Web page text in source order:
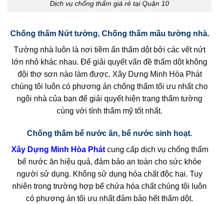
Dịch vụ chống thấm giá rẻ tại Quận 10
Chống thấm Nứt tường, Chống thấm mầu tường nhà.
Tường nhà luôn là nơi tiềm ẩn thấm dột bởi các vết nứt
lớn nhỏ khác nhau. Để giải quyết vấn đề thấm dột không
đội thợ sơn nào làm được. Xây Dựng Minh Hòa Phát
chúng tôi luôn có phương án chống thấm tối ưu nhất cho
ngôi nhà của bạn để giải quyết hiện trạng thấm tường
cùng với tính thẩm mỹ tốt nhất.
Chống thấm bể nước ăn, bể nước sinh hoạt.
Xây Dựng Minh Hòa Phátcung cấp dịch vụ chống thấm
bể nước ăn hiệu quả, đảm bảo an toàn cho sức khỏe
người sử dụng. Không sử dụng hóa chất độc hại. Tuy
nhiên trong trường hợp bể chứa hóa chất chúng tôi luôn
có phương án tối ưu nhất đảm bảo hết thấm dột.